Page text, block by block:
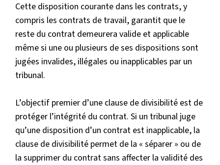
Cette disposition courante dans les contrats, y
compris les contrats de travail, garantit que le
reste du contrat demeurera valide et applicable
même si une ou plusieurs de ses dispositions sont
jugées invalides, illégales ou inapplicables par un
tribunal.
L’objectif premier d’une clause de divisibilité est de
protéger l’intégrité du contrat. Si un tribunal juge
qu’une disposition d’un contrat est inapplicable, la
clause de divisibilité permet de la « séparer » ou de
la supprimer du contrat sans affecter la validité des